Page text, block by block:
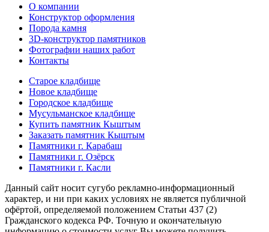
О компании
Конструктор оформления
Порода камня
3D-конструктор памятников
Фотографии наших работ
Контакты
Старое кладбище
Новое кладбище
Городское кладбище
Мусульманское кладбище
Купить памятник Кыштым
Заказать памятник Кыштым
Памятники г. Карабаш
Памятники г. Озёрск
Памятники г. Касли
Данный сайт носит сугубо рекламно-информационный
характер, и ни при каких условиях не является публичной
офёртой, определяемой положением Статьи 437 (2)
Гражданского кодекса РФ. Точную и окончательную